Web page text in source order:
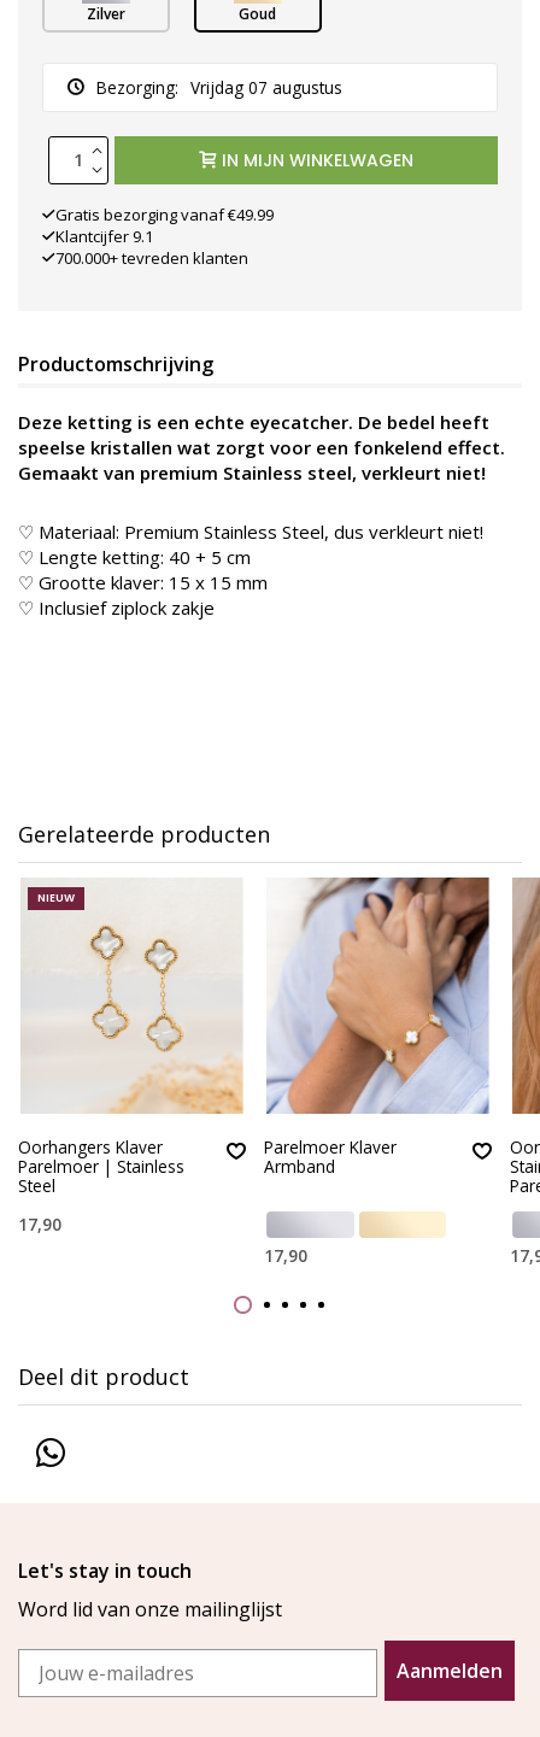
Zilver Goud
Bezorging: Vrijdag 07 augustus
IN MIJN WINKELWAGEN
Gratis bezorging vanaf €49.99
Klantcijfer 9.1
700.000+ tevreden klanten
Productomschrijving
Deze ketting is een echte eyecatcher. De bedel heeft
speelse kristallen wat zorgt voor een fonkelend effect.
Gemaakt van premium Stainless steel, verkleurt niet!
♡ Materiaal: Premium Stainless Steel, dus verkleurt niet!
♡ Lengte ketting: 40 + 5 cm
♡ Grootte klaver: 15 x 15 mm
♡ Inclusief ziplock zakje
Gerelateerde producten
NIEUW
Oorhangers Klaver
Parelmoer | Stainless
Steel
17,90
Parelmoer Klaver
Armband
17,90
Deel dit product
Let's stay in touch
Word lid van onze mailinglijst
Email
Aanmelden